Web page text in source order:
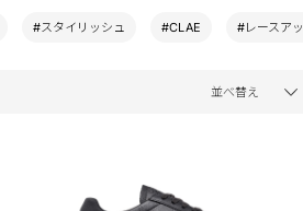
#スタイリッシュ #CLAE #レースア
並べ替え